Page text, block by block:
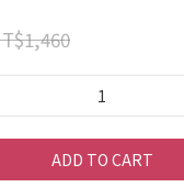
ADD TO CART